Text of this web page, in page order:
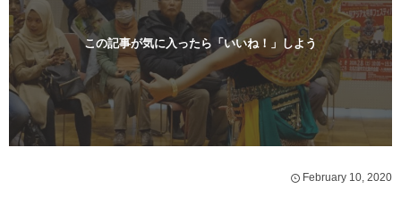
この記事が気に入ったら「いいね！」しよう
February 10, 2020